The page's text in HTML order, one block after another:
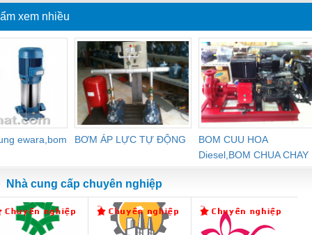
xem nhiều
ewara,bom
BƠM ÁP LỰC TỰ ĐỘNG
BOM CUU HOA
Diesel,BOM CHUA CHAY
Nhà cung cấp chuyên nghiệp